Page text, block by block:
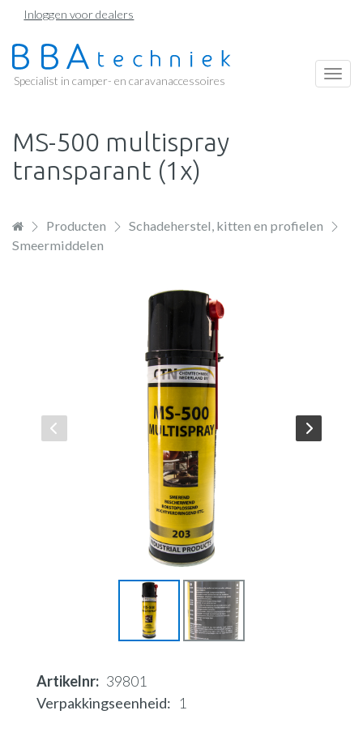
Overslaan
naar
de
Inloggen voor dealers
Specialist in camper- en caravanaccessoires
MS-500 multispray
transparant (1x)
Producten
Schadeherstel, kitten en profielen
Smeermiddelen
Artikelnr
39801
Verpakkingseenheid
1